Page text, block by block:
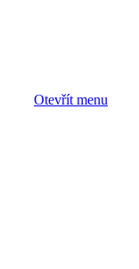
Otevřít menu